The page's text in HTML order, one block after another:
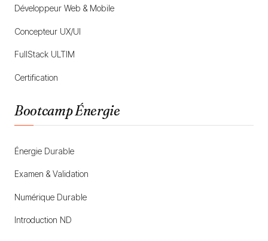
Développeur Web & Mobile
Concepteur UX/UI
FullStack ULTIM
Certification
Bootcamp Énergie
Énergie Durable
Examen & Validation
Numérique Durable
Introduction ND